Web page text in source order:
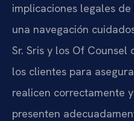
implicaciones legales
una navegación
Sr. Sris y los Of
los clientes para
realicen correctamente
presenten